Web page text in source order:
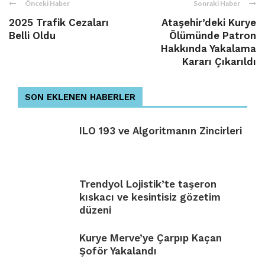
Önceki Haber
2025 Trafik Cezaları
Belli Oldu
Sonraki Haber
Ataşehir’deki Kurye
Ölümünde Patron
Hakkında Yakalama
Kararı Çıkarıldı
SON EKLENEN HABERLER
ILO 193 ve Algoritmanın Zincirleri
Trendyol Lojistik’te taşeron
kıskacı ve kesintisiz gözetim
düzeni
Kurye Merve’ye Çarpıp Kaçan
Şoför Yakalandı